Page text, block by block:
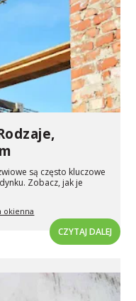
są często kluczowe
Zobacz, jak je
okienna
CZYTAJ DALEJ